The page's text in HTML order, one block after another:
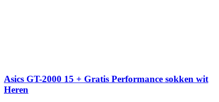
Asics GT-2000 15 + Gratis Performance sokken wit
Heren